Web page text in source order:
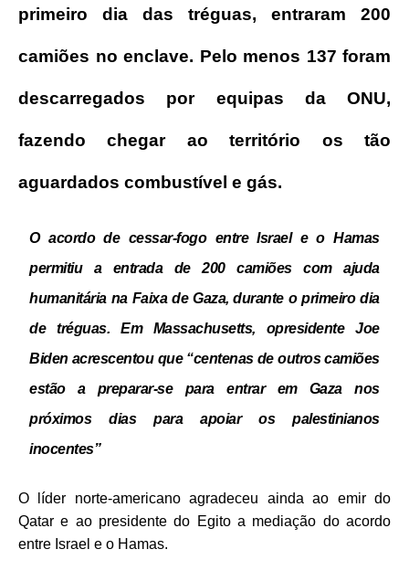
primeiro dia das tréguas, entraram 200
camiões no enclave. Pelo menos 137 foram
descarregados por equipas da ONU,
fazendo chegar ao território os tão
aguardados combustível e gás.
O acordo de cessar-fogo entre Israel e o Hamas
permitiu a entrada de 200 camiões com ajuda
humanitária na Faixa de Gaza, durante o primeiro dia
de tréguas. Em Massachusetts, opresidenteJoe
Biden acrescentou que “centenas de outros camiões
estão a preparar-se para entrar em Gaza nos
próximos dias para apoiar os palestinianos
inocentes”
O líder norte-americano agradeceu ainda ao emir do
Qatar e ao presidente do Egito a mediação do acordo
entre Israel e o Hamas.